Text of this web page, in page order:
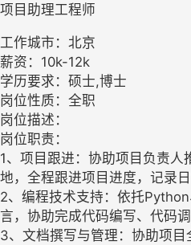
项目助理工程师
工作城市：北京
薪资：10k-12k
学历要求：硕士,博士
岗位性质：全职
岗位描述：
岗位职责：
1、项目跟进：协助项目负责人
地，全程跟进项目进度，记录日
2、编程技术支持：依托
言，协助完成代码编写、代码调
3、文档撰写与管理：协助项